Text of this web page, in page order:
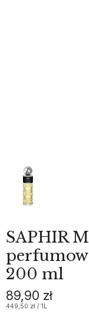
SAPHIR
200 ml
89,90 zł
449,50 zł / 1L